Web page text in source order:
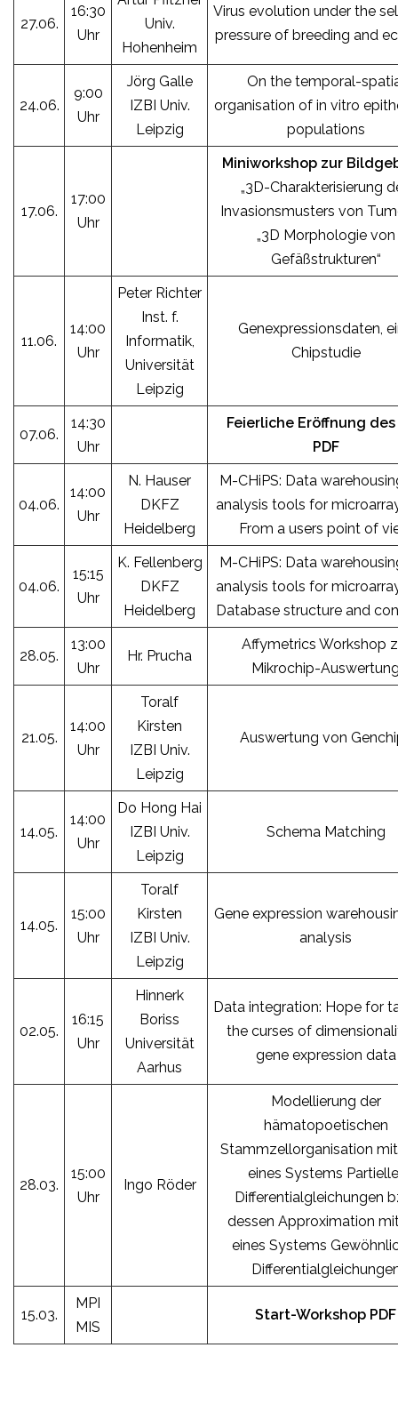
27.06.
16:30
Uhr
Univ.
Hohenheim
Virus evolution under the
pressure of breeding and
24.06.
9:00
Uhr
Jörg Galle
IZBI Univ.
Leipzig
On the temporal-
organisation of in vitro
populations
17.06.
17:00
Uhr
Miniworkshop zur
„3D-Charakterisierung
Invasionsmusters von
„3D Morphologie von
Gefäßstrukturen“
11.06.
14:00
Uhr
Peter Richter
Inst. f.
Informatik,
Universität
Leipzig
Genexpressionsdaten,
Chipstudie
07.06.
14:30
Uhr
Feierliche Eröffnung des
PDF
04.06.
14:00
Uhr
N. Hauser
DKFZ
Heidelberg
M-CHiPS: Data
analysis tools for
From a users point of
04.06.
15:15
Uhr
K. Fellenberg
DKFZ
Heidelberg
M-CHiPS: Data
analysis tools for
Database structure and
28.05.
13:00
Uhr
Hr. Prucha
Affymetrics Workshop
Mikrochip-
21.05.
14:00
Uhr
Toralf
Kirsten
IZBI Univ.
Leipzig
Auswertung von
14.05.
14:00
Uhr
Do Hong Hai
IZBI Univ.
Leipzig
Schema Matching
14.05.
15:00
Uhr
Toralf
Kirsten
IZBI Univ.
Leipzig
Gene expression
analysis
02.05.
16:15
Uhr
Hinnerk
Boriss
Universität
Aarhus
Data integration: Hope for
the curses of
gene expression data
28.03.
15:00
Uhr
Ingo Röder
Modellierung der
hämatopoetischen
Stammzellorganisation
eines Systems
Differentialgleichungen
dessen Approximation
eines Systems
15.03.
MPI
MIS
Start-Workshop PDF